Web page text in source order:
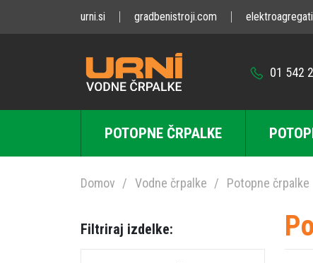
urni.si gradbenistroji.com
01 542
POTOPNE ČRPALKE
Domov Vodne črpalke Potopne črpalke
Filtriraj izdelke: